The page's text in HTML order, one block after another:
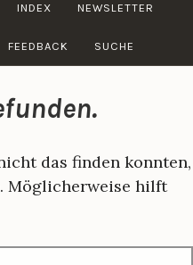
INDEX NEWSLETTER
FEEDBACK SUCHE
das finden konnten,
Möglicherweise hilft